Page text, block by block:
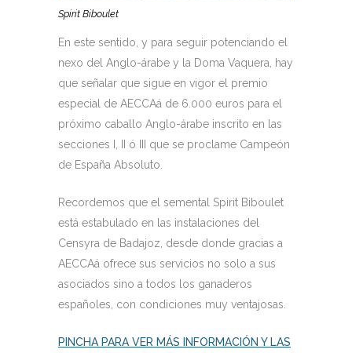
Spirit Biboulet
En este sentido, y para seguir potenciando el
nexo del Anglo-árabe y la Doma Vaquera, hay
que señalar que sigue en vigor el premio
especial de AECCAá de 6.000 euros para el
próximo caballo Anglo-árabe inscrito en las
secciones I, II ó III que se proclame Campeón
de España Absoluto.
Recordemos que el semental Spirit Biboulet
está estabulado en las instalaciones del
Censyra de Badajoz, desde donde gracias a
AECCAá ofrece sus servicios no solo a sus
asociados sino a todos los ganaderos
españoles, con condiciones muy ventajosas.
PINCHA PARA VER MÁS INFORMACIÓN Y LAS